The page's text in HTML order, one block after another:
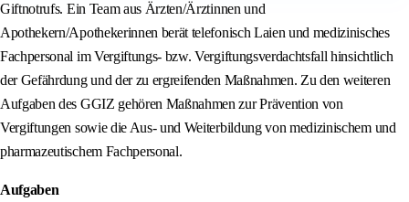
Giftnotrufs. Ein Team aus Ärzten/Ärztinnen und
Apothekern/Apothekerinnen berät telefonisch Laien und medizinisches
Fachpersonal im Vergiftungs- bzw. Vergiftungsverdachtsfall hinsichtlich
der Gefährdung und der zu ergreifenden Maßnahmen. Zu den weiteren
Aufgaben des GGIZ gehören Maßnahmen zur Prävention von
Vergiftungen sowie die Aus- und Weiterbildung von medizinischem und
pharmazeutischem Fachpersonal.
Aufgaben